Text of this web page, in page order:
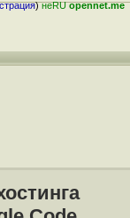
)неRUopennet.me